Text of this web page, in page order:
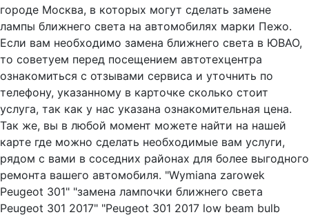
городе Москва, в которых могут сделать замене
лампы ближнего света на автомобилях марки Пежо.
Если вам необходимо замена ближнего света в ЮВАО,
то советуем перед посещением автотехцентра
ознакомиться с отзывами сервиса и уточнить по
телефону, указанному в карточке сколько стоит
услуга, так как у нас указана ознакомительная цена.
Так же, вы в любой момент можете найти на нашей
карте где можно сделать необходимые вам услуги,
рядом с вами в соседних районах для более выгодного
ремонта вашего автомобиля. "Wymiana zarowek
Peugeot 301" "замена лампочки ближнего света
Peugeot 301 2017" "Peugeot 301 2017 low beam bulb